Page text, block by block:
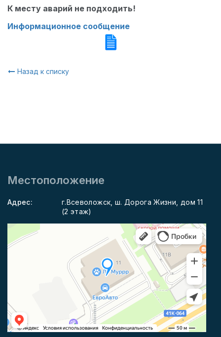
К месту аварий не подходить!
Информационное сообщение
Назад к списку
Местоположение
Адрес:
г.Всеволожск, ш. Дорога Жизни, дом 11
(2 этаж)